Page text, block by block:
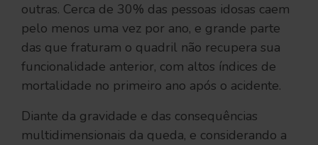
outras. Cerca de 30% das pessoas idosas caem
pelo menos uma vez por ano, e grande parte
das que fraturam o quadril não recupera sua
funcionalidade anterior, com altos índices de
mortalidade no primeiro ano após o acidente.
Diante da gravidade e das consequências
multidimensionais da queda, e considerando a